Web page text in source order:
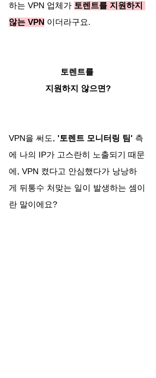
하는 VPN 업체가 토렌트를 지원하지
않는 VPN 이더라구요.
토렌트를
지원하지 않으면?
VPN을 써도, '토렌트 모니터링 팀' 측
에 나의 IP가 고스란히 노출되기 때문
에, VPN 켰다고 안심했다가 낭낭하
게 뒤통수 처맞는 일이 발생하는 셈이
란 말이에요?